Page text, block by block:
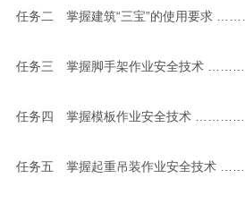
任务二 掌握建筑“三宝”的使用要
任务三 掌握脚手架作业安全技术
任务四 掌握模板作业安全技术
任务五 掌握起重吊装作业安全技